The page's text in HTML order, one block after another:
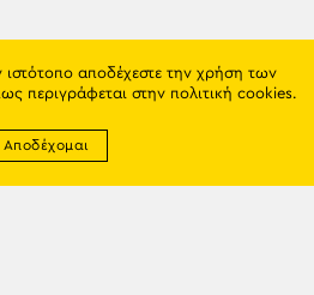
ιστότοπο αποδέχεστε την χρήση των
περιγράφεται στην πολιτική cookies.
Αποδέχομαι